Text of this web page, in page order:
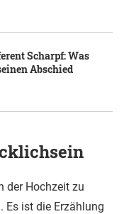
Scharpf: Was
Abschied
der Hochzeit zu
Es ist die Erzählung